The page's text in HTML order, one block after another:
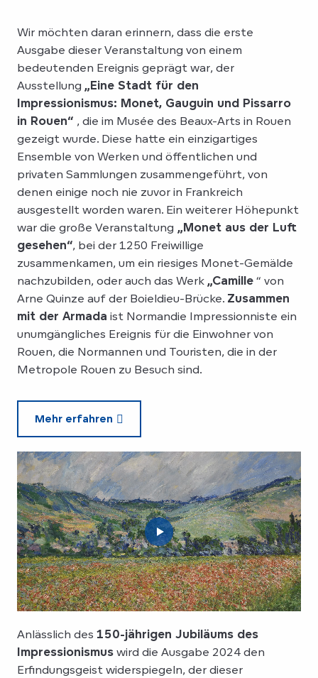
Wir möchten daran erinnern, dass die erste
Ausgabe dieser Veranstaltung von einem
bedeutenden Ereignis geprägt war, der
Ausstellung „Eine Stadt für den
Impressionismus: Monet, Gauguin und Pissarro
in Rouen“ , die im Musée des Beaux-Arts in Rouen
gezeigt wurde. Diese hatte ein einzigartiges
Ensemble von Werken und öffentlichen und
privaten Sammlungen zusammengeführt, von
denen einige noch nie zuvor in Frankreich
ausgestellt worden waren. Ein weiterer Höhepunkt
war die große Veranstaltung „Monet aus der Luft
gesehen“, bei der 1250 Freiwillige
zusammenkamen, um ein riesiges Monet-Gemälde
nachzubilden, oder auch das Werk „Camille “ von
Arne Quinze auf der Boieldieu-Brücke. Zusammen
mit der Armada ist Normandie Impressionniste ein
unumgängliches Ereignis für die Einwohner von
Rouen, die Normannen und Touristen, die in der
Metropole Rouen zu Besuch sind.
Mehr erfahren
Anlässlich des 150-jährigen Jubiläums des
Impressionismus wird die Ausgabe 2024 den
Erfindungsgeist widerspiegeln, der dieser